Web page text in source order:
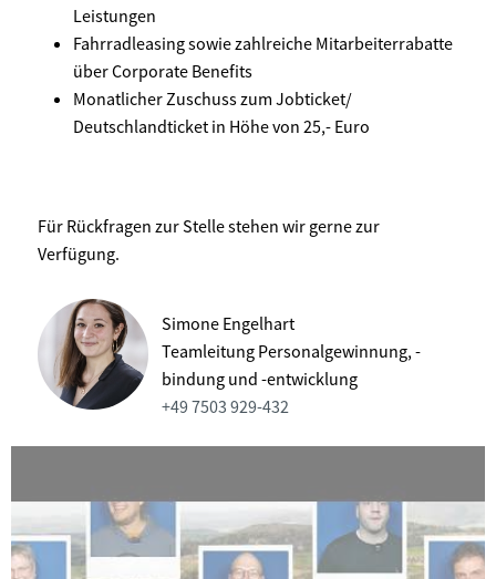
Leistungen
Fahrradleasing sowie zahlreiche Mitarbeiterrabatte
über Corporate Benefits
Monatlicher Zuschuss zum Jobticket/
Deutschlandticket in Höhe von 25,- Euro
Für Rückfragen zur Stelle stehen wir gerne zur
Verfügung.
Simone Engelhart
Teamleitung Personalgewinnung, -
bindung und -entwicklung
+49 7503 929-432